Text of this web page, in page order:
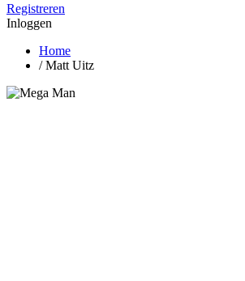
Registreren
Inloggen
Home
/ Matt Uitz